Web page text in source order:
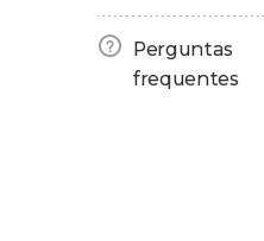
Perguntas
frequentes